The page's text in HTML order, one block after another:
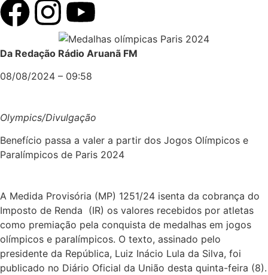
Da Redação Rádio Aruanã FM
08/08/2024 – 09:58
Olympics/Divulgação
Benefício passa a valer a partir dos Jogos Olímpicos e
Paralímpicos de Paris 2024
A Medida Provisória (MP) 1251/24 isenta da cobrança do
Imposto de Renda (IR) os valores recebidos por atletas
como premiação pela conquista de medalhas em jogos
olímpicos e paralímpicos. O texto, assinado pelo
presidente da República, Luiz Inácio Lula da Silva, foi
publicado no Diário Oficial da União desta quinta-feira (8).